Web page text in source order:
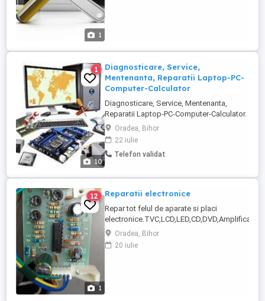
1
10
1
Diagnosticare, Service,
Mentenanta, Reparatii Laptop-PC-
Computer-Calculator
Diagnosticare, Service, Mentenanta,
Reparatii Laptop-PC-Computer-Calculator.
- -Detectare, diagnosticare si constatarea
defectiuni 50 Lei -Optimizare Sistem de
Operare in functie de configuratia
produsului intre 50 si 100 Lei -
Hard Disk 50 Lei -Devirusare(Eliminarea ...
Oradea, Bihor
22 iulie
Telefon validat
1
12 Reparatii electronice
Repar tot felul de aparate si placi
inclusiv auto,placi automatizare,placi de
centrale termice,placi de masini de spalat,placi
de automatizare porti si usi,surse de
Oradea, Bihor
20 iulie